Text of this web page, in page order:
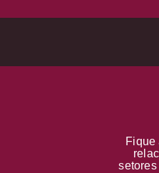
Fique